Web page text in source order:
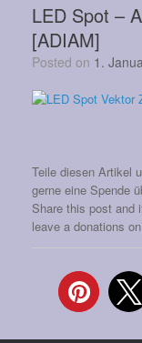
LED Spot –
[ADIAM]
Posted on 1.
Teile diesen Artikel
gerne eine Spende
Share this post and
leave a donations